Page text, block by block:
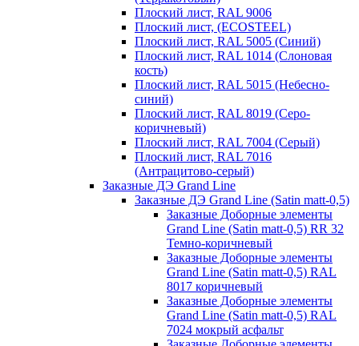
Плоский лист, RAL 9006
Плоский лист, (ECOSTEEL)
Плоский лист, RAL 5005 (Синий)
Плоский лист, RAL 1014 (Слоновая
кость)
Плоский лист, RAL 5015 (Небесно-
синий)
Плоский лист, RAL 8019 (Серо-
коричневый)
Плоский лист, RAL 7004 (Серый)
Плоский лист, RAL 7016
(Антрацитово-серый)
Заказные ДЭ Grand Line
Заказные ДЭ Grand Line (Satin matt-0,5)
Заказные Доборные элементы
Grand Line (Satin matt-0,5) RR 32
Темно-коричневый
Заказные Доборные элементы
Grand Line (Satin matt-0,5) RAL
8017 коричневый
Заказные Доборные элементы
Grand Line (Satin matt-0,5) RAL
7024 мокрый асфальт